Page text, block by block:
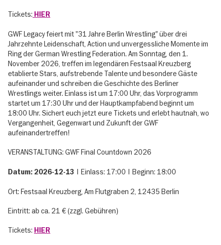
Tickets: HIER
GWF Legacy feiert mit "31 Jahre Berlin Wrestling" über drei
Jahrzehnte Leidenschaft, Action und unvergessliche Momente im
Ring der German Wrestling Federation. Am Sonntag, den 1.
November 2026, treffen im legendären Festsaal Kreuzberg
etablierte Stars, aufstrebende Talente und besondere Gäste
aufeinander und schreiben die Geschichte des Berliner
Wrestlings weiter. Einlass ist um 17:00 Uhr, das Vorprogramm
startet um 17:30 Uhr und der Hauptkampfabend beginnt um
18:00 Uhr. Sichert euch jetzt eure Tickets und erlebt hautnah, wo
Vergangenheit, Gegenwart und Zukunft der GWF
aufeinandertreffen!
VERANSTALTUNG: GWF Final Countdown 2026
Datum: 2026-12-13 | Einlass: 17:00 | Beginn: 18:00
Ort: Festsaal Kreuzberg, Am Flutgraben 2, 12435 Berlin
Eintritt: ab ca. 21 € (zzgl. Gebühren)
Tickets: HIER